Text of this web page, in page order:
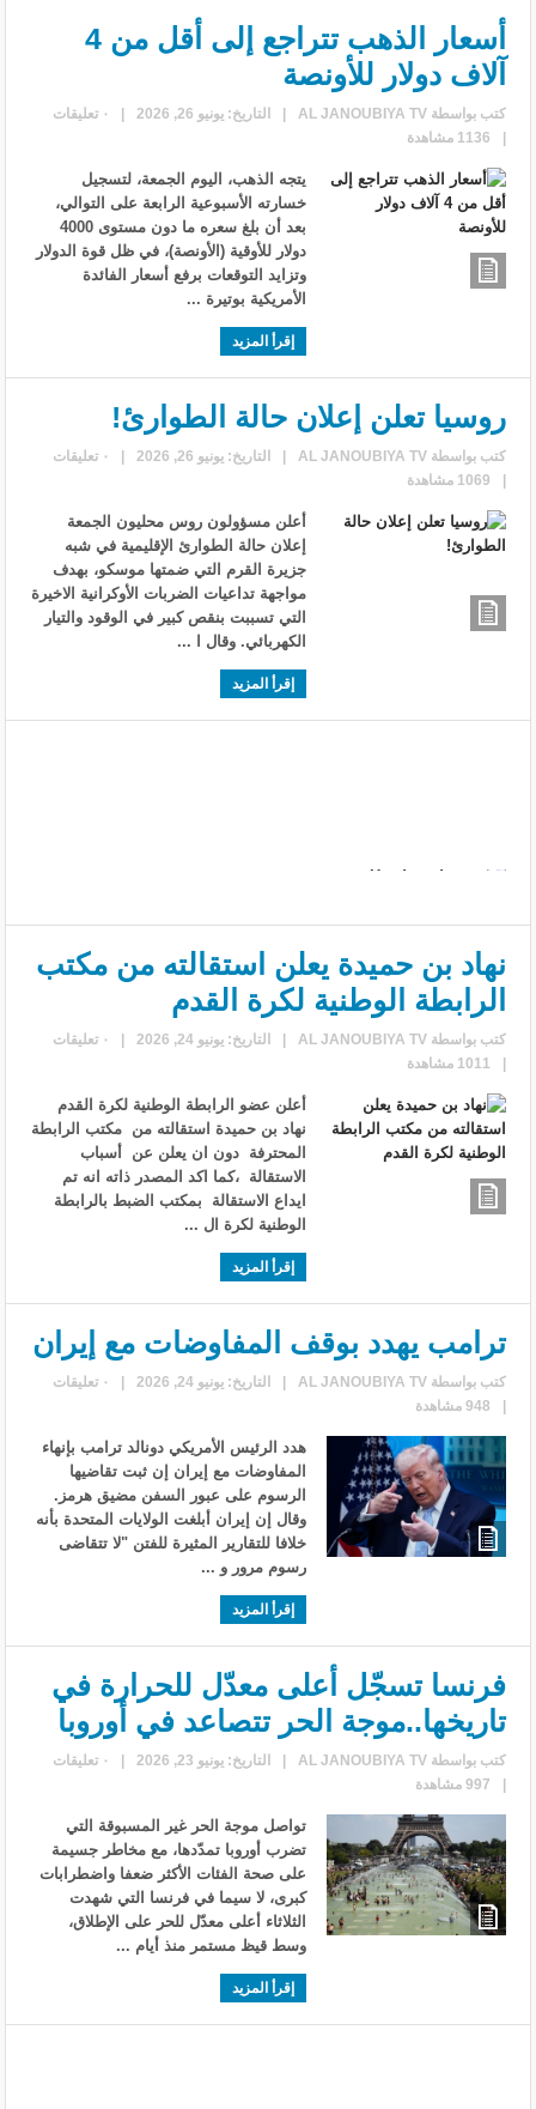
أسعار الذهب تتراجع إلى أقل من 4
آلاف دولار للأونصة
كتب بواسطةAL JANOUBIYA TV
| التاريخ: يونيو 26, 2026 |
٠ تعليقات
|
1136 مشاهدة
يتجه الذهب، اليوم الجمعة، لتسجيل
خسارته الأسبوعية الرابعة على التوالي،
بعد أن بلغ سعره ما دون مستوى 4000
دولار للأوقية (الأونصة)، في ظل قوة الدولار
وتزايد التوقعات برفع أسعار الفائدة
الأمريكية بوتيرة ...
إقرأ المزيد
روسيا تعلن إعلان حالة الطوارئ!
كتب بواسطةAL JANOUBIYA TV
| التاريخ: يونيو 26, 2026 |
٠ تعليقات
|
1069 مشاهدة
أعلن مسؤولون روس محليون الجمعة
إعلان حالة الطوارئ الإقليمية في شبه
جزيرة القرم التي ضمتها موسكو، بهدف
مواجهة تداعيات الضربات الأوكرانية الاخيرة
التي تسببت بنقص كبير في الوقود والتيار
الكهربائي. وقال ا ...
إقرأ المزيد
نهاد بن حميدة يعلن استقالته من مكتب
الرابطة الوطنية لكرة القدم
كتب بواسطةAL JANOUBIYA TV
| التاريخ: يونيو 24, 2026 |
٠ تعليقات
|
1011 مشاهدة
أعلن عضو الرابطة الوطنية لكرة القدم
نهاد بن حميدة استقالته من مكتب الرابطة
المحترفة دون ان يعلن عن أسباب
الاستقالة ،كما اكد المصدر ذاته انه تم
ايداع الاستقالة بمكتب الضبط بالرابطة
الوطنية لكرة ال ...
إقرأ المزيد
ترامب يهدد بوقف المفاوضات مع إيران
كتب بواسطةAL JANOUBIYA TV
| التاريخ: يونيو 24, 2026 |
٠ تعليقات
|
948 مشاهدة
هدد الرئيس الأمريكي دونالد ترامب بإنهاء
المفاوضات مع إيران إن ثبت تقاضيها
الرسوم على عبور السفن مضيق هرمز.
وقال إن إيران أبلغت الولايات المتحدة بأنه
خلافا للتقارير المثيرة للفتن "لا تتقاضى
رسوم مرور و ...
إقرأ المزيد
فرنسا تسجّل أعلى معدّل للحرارة في
تاريخها..موجة الحر تتصاعد في أوروبا
كتب بواسطةAL JANOUBIYA TV
| التاريخ: يونيو 23, 2026 |
٠ تعليقات
|
997 مشاهدة
تواصل موجة الحر غير المسبوقة التي
تضرب أوروبا تمدّدها، مع مخاطر جسيمة
على صحة الفئات الأكثر ضعفا واضطرابات
كبرى، لا سيما في فرنسا التي شهدت
الثلاثاء أعلى معدّل للحر على الإطلاق،
وسط قيظ مستمر منذ أيام ...
إقرأ المزيد